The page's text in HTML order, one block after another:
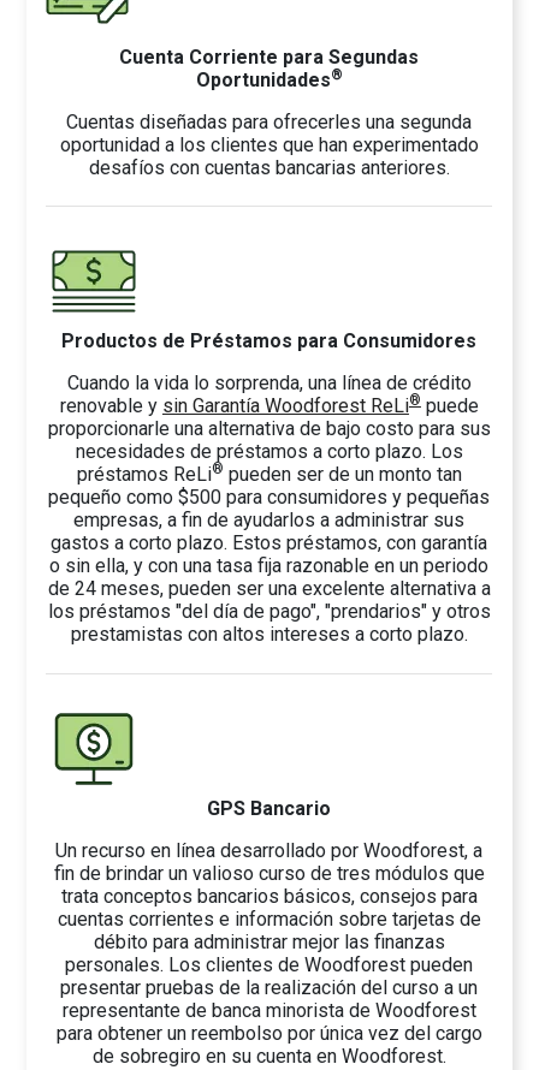
Cuenta Corriente para Segundas
Oportunidades®
Cuentas diseñadas para ofrecerles una segunda
oportunidad a los clientes que han experimentado
desafíos con cuentas bancarias anteriores.
Productos de Préstamos para Consumidores
Cuando la vida lo sorprenda, una línea de crédito
renovable y sin Garantía Woodforest ReLi®puede
proporcionarle una alternativa de bajo costo para sus
necesidades de préstamos a corto plazo. Los
préstamos ReLi® pueden ser de un monto tan
pequeño como $500 para consumidores y pequeñas
empresas, a fin de ayudarlos a administrar sus
gastos a corto plazo. Estos préstamos, con garantía
o sin ella, y con una tasa fija razonable en un periodo
de 24 meses, pueden ser una excelente alternativa a
los préstamos "del día de pago", "prendarios" y otros
prestamistas con altos intereses a corto plazo.
GPS Bancario
Un recurso en línea desarrollado por Woodforest, a
fin de brindar un valioso curso de tres módulos que
trata conceptos bancarios básicos, consejos para
cuentas corrientes e información sobre tarjetas de
débito para administrar mejor las finanzas
personales. Los clientes de Woodforest pueden
presentar pruebas de la realización del curso a un
representante de banca minorista de Woodforest
para obtener un reembolso por única vez del cargo
de sobregiro en su cuenta en Woodforest.